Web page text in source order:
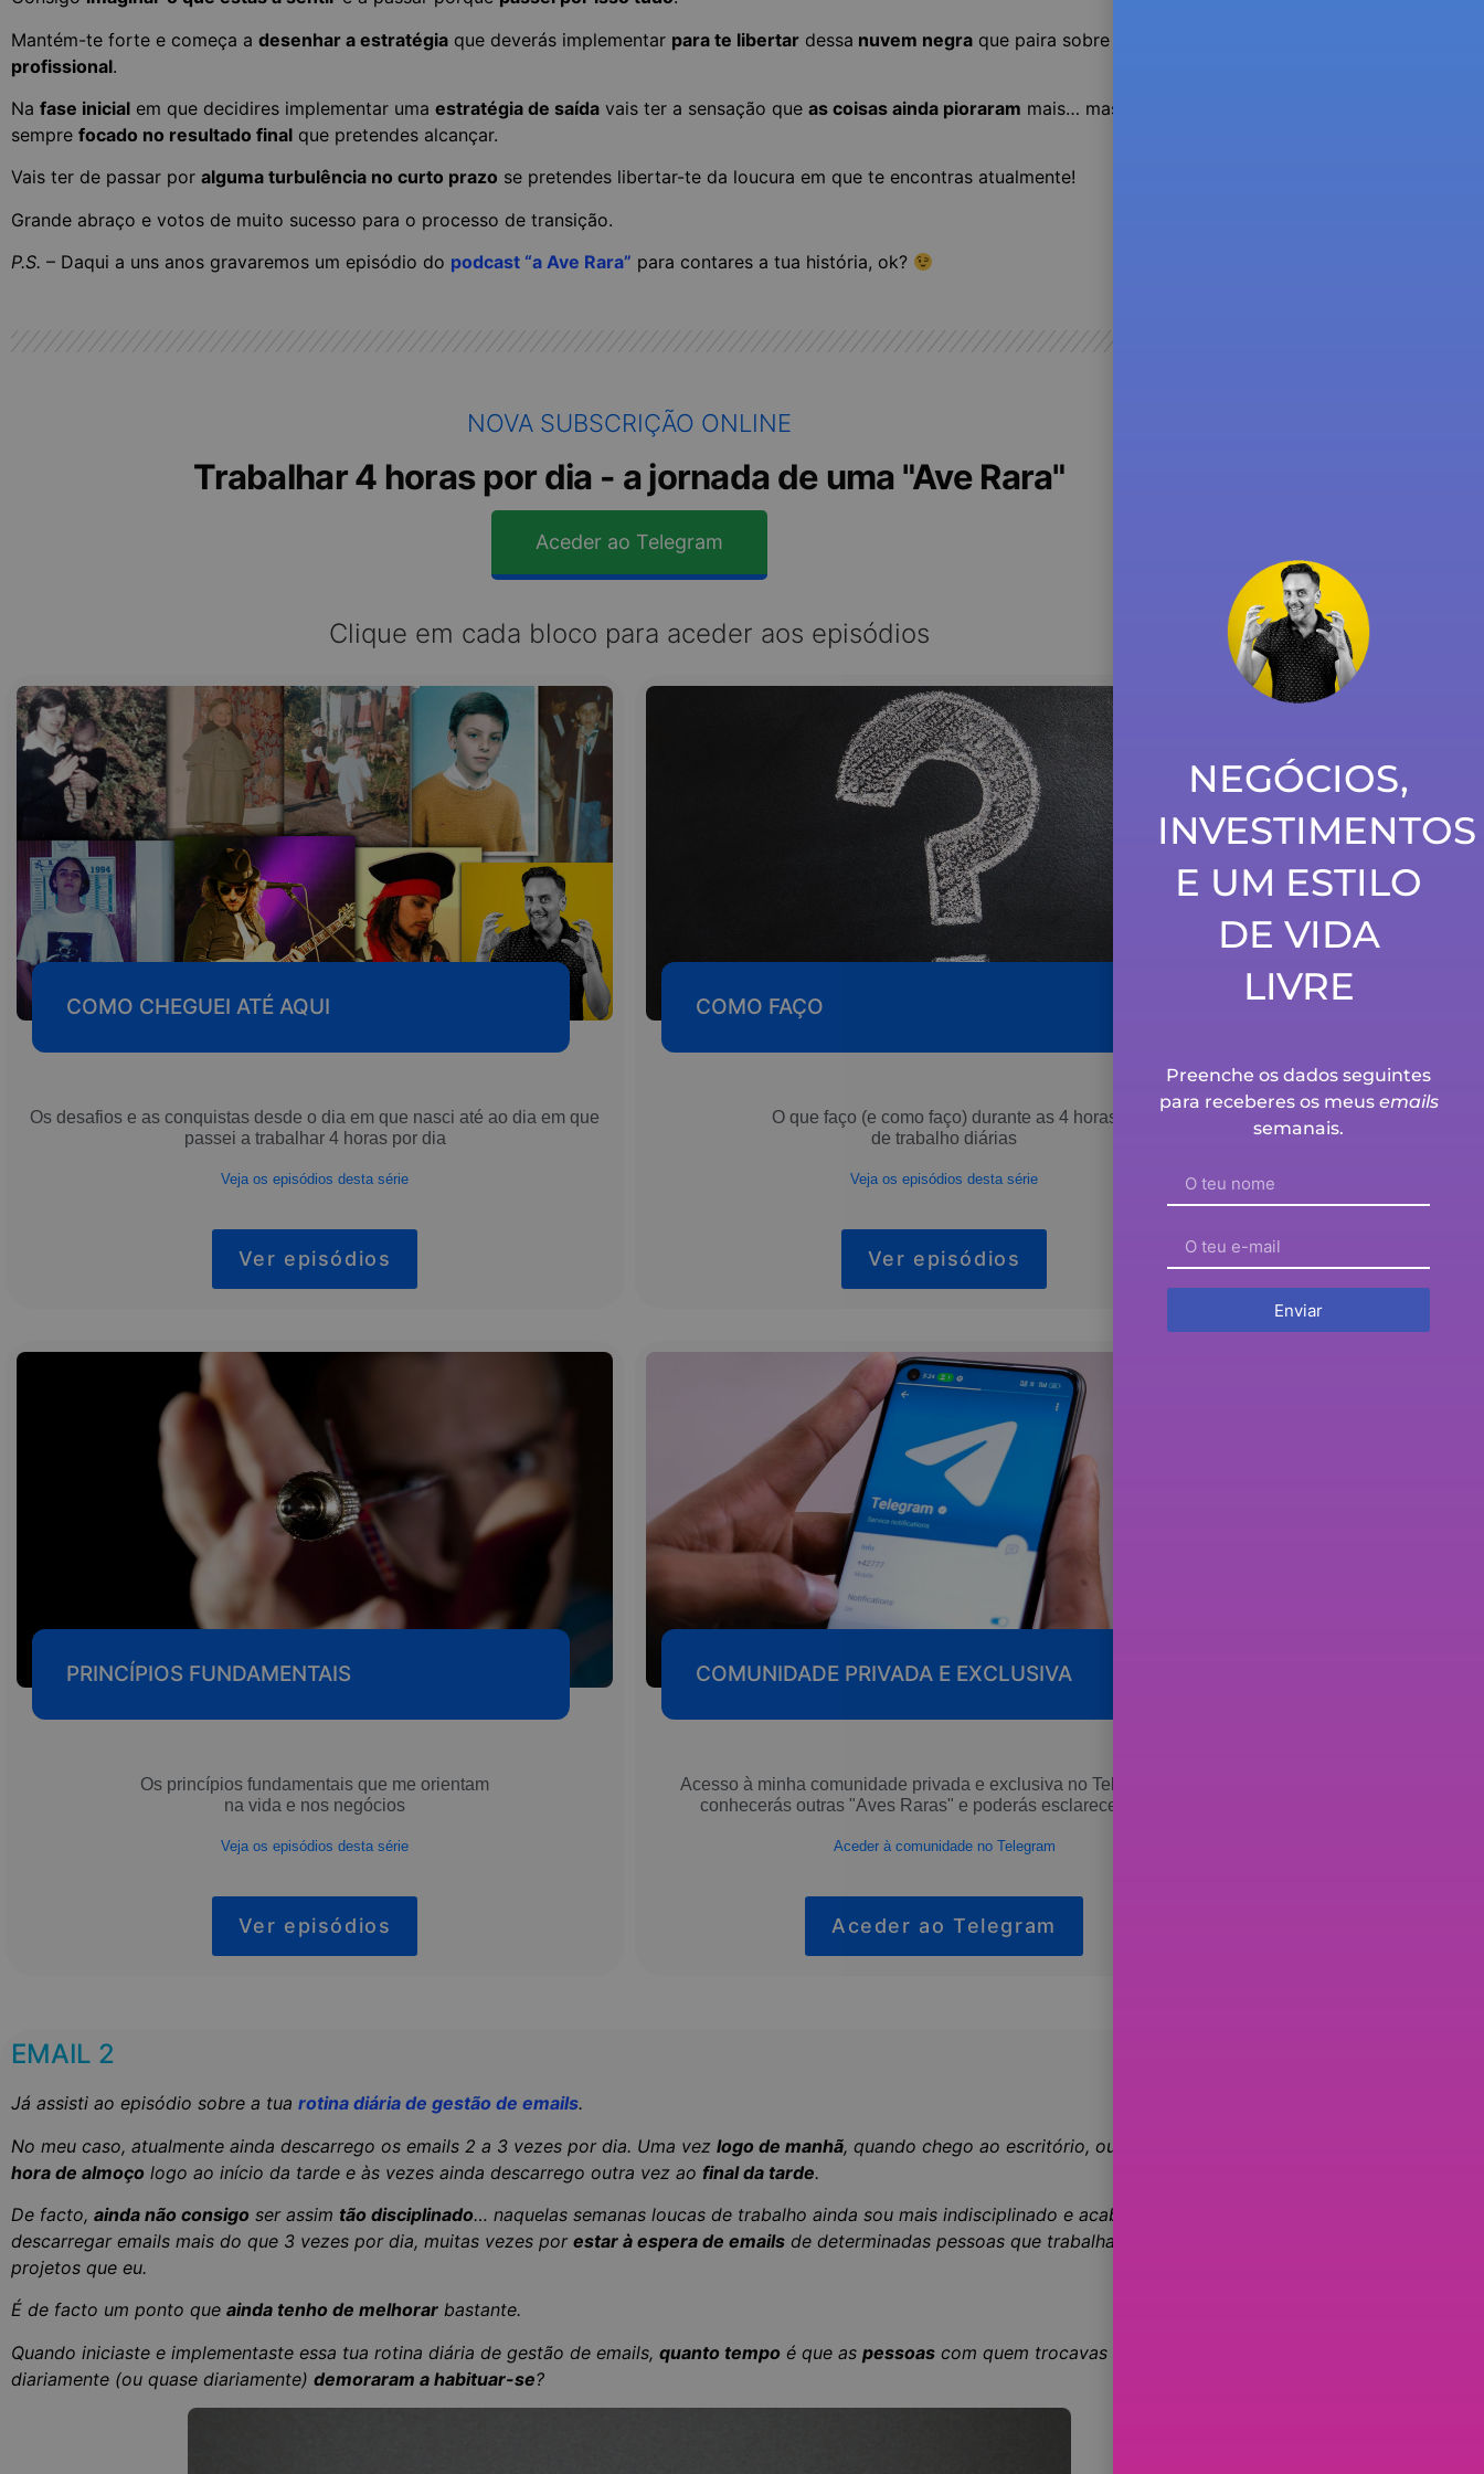
Mantém-te forte e começa a desenhar a estratégia que deverás implementar para te libertar dessa nuvem negra que paira sobre a tua
profissional.
Na fase inicial em que decidires implementar uma estratégia de saída vais ter a sensação que as coisas ainda pioraram mais… mas mantém-te
sempre focado no resultado final que pretendes alcançar.
Vais ter de passar por alguma turbulência no curto prazo se pretendes libertar-te da loucura em que te encontras atualmente!
Grande abraço e votos de muito sucesso para o processo de transição.
P.S. – Daqui a uns anos gravaremos um episódio do podcast “a Ave Rara” para contares a tua história, ok?
NOVA SUBSCRIÇÃO ONLINE
Trabalhar 4 horas por dia - a jornada de uma "Ave Rara"
Aceder ao Telegram
Clique em cada bloco para aceder aos episódios
COMO CHEGUEI ATÉ AQUI
Os desafios e as conquistas desde o dia em que nasci até ao dia em que
passei a trabalhar 4 horas por dia
Veja os episódios desta série
Ver episódios
COMO FAÇO
O que faço (e como faço) durante as 4 horas
de trabalho diárias
Veja os episódios desta série
Ver episódios
PRINCÍPIOS FUNDAMENTAIS
Os princípios fundamentais que me orientam
na vida e nos negócios
Veja os episódios desta série
Ver episódios
COMUNIDADE PRIVADA E EXCLUSIVA
Acesso à minha comunidade privada e exclusiva no Telegram onde
conhecerás outras "Aves Raras" e poderás esclarecer dúvidas
Aceder à comunidade no Telegram
Aceder ao Telegram
EMAIL 2
Já assisti ao episódio sobre a tua rotina diária de gestão de emails.
No meu caso, atualmente ainda descarrego os emails 2 a 3 vezes por dia. Uma vez logo de manhã, quando chego ao escritório, outra
hora de almoço logo ao início da tarde e às vezes ainda descarrego outra vez ao final da tarde.
De facto, ainda não consigo ser assim tão disciplinado… naquelas semanas loucas de trabalho ainda sou mais indisciplinado e acabo por
descarregar emails mais do que 3 vezes por dia, muitas vezes por estar à espera de emails de determinadas pessoas que trabalham nos mesmos
projetos que eu.
É de facto um ponto que ainda tenho de melhorar bastante.
Quando iniciaste e implementaste essa tua rotina diária de gestão de emails, quanto tempo é que as pessoas com quem trocavas emails
diariamente (ou quase diariamente) demoraram a habituar-se?
NEGÓCIOS,
INVESTIMENTOS
E UM ESTILO
DE VIDA
LIVRE
Preenche os dados seguintes
para receberes os meus emails
semanais.
Enviar